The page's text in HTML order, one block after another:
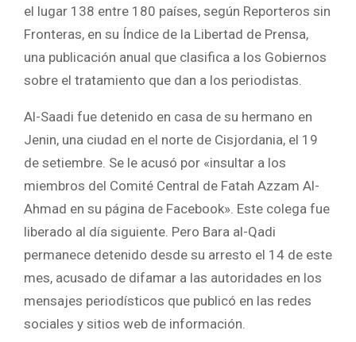
el lugar 138 entre 180 países, según Reporteros sin
Fronteras, en su Índice de la Libertad de Prensa,
una publicación anual que clasifica a los Gobiernos
sobre el tratamiento que dan a los periodistas.
Al-Saadi fue detenido en casa de su hermano en
Jenin, una ciudad en el norte de Cisjordania, el 19
de setiembre. Se le acusó por «insultar a los
miembros del Comité Central de Fatah Azzam Al-
Ahmad en su página de Facebook». Este colega fue
liberado al día siguiente. Pero Bara al-Qadi
permanece detenido desde su arresto el 14 de este
mes, acusado de difamar a las autoridades en los
mensajes periodísticos que publicó en las redes
sociales y sitios web de información.